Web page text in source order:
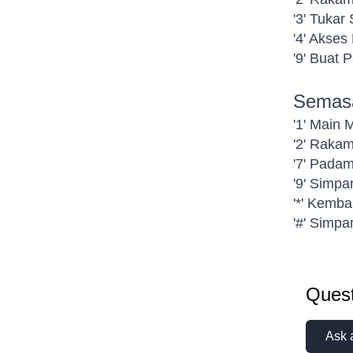
'3' Tukar
'4' Akses
'9' Buat
'1' Main
'2'
'7'
'9'
'*'
'#'
Ask